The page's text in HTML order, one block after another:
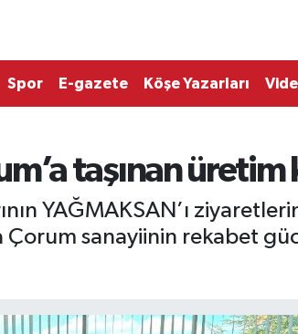
Spor E-gazete Köşe Yazarları
taşınan
YAĞMAKSAN’ı
sanayiinin rekabet